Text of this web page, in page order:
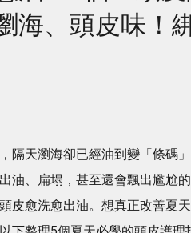
海、頭皮味！
隔天瀏海卻已經油到變「條碼
油、扁塌，甚至還會飄出尷尬
皮愈洗愈出油。想真正改善夏